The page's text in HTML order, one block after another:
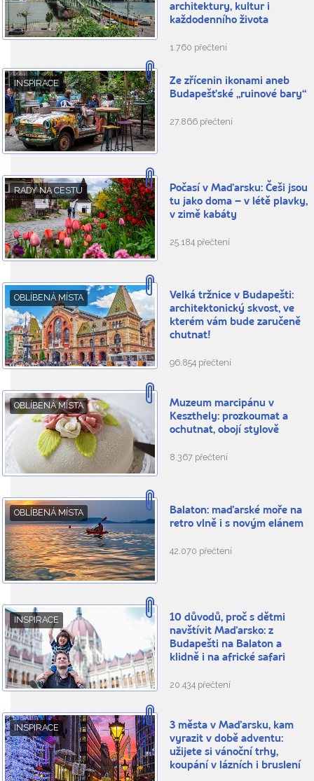
architektury, kultur i
každodenního života
1.760 přečtení
INSPIRACE
Ze zřícenin ikonami aneb
Budapešťské „ruinové bary“
27.866 přečtení
RADY NA CESTU
Počasí v Maďarsku: Češi jsou
tu jako doma – v létě plavky,
v zimě kabáty
25.184 přečtení
OBLÍBENÁ MÍSTA
Velká tržnice v Budapešti:
architektonický skvost, ve
kterém vám bude zaručeně
chutnat!
96.854 přečtení
OBLÍBENÁ MÍSTA
Muzeum marcipánu v
Keszthely: prozkoumat a
ochutnat, obojí stylově
8.367 přečtení
OBLÍBENÁ MÍSTA
Balaton: maďarské moře na
retro vlně i s novým elánem
42.070 přečtení
INSPIRACE
10 důvodů, proč s dětmi
navštívit Maďarsko: z
Budapešti na Balaton a
klidně i na africké safari
20.434 přečtení
INSPIRACE
3 města v Maďarsku, kam
vyrazit v době adventu:
užijete si vánoční trhy,
koupání v lázních i bruslení